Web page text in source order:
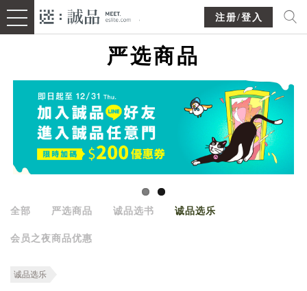
注册/登入
严选商品
全部 严选商品 诚品选书 诚品选乐
会员之夜商品优惠
诚品选乐